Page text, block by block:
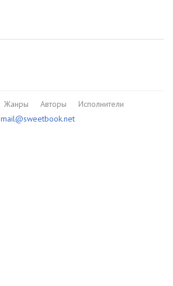
Жанры Авторы
Исполнители
mail@sweetbook.net